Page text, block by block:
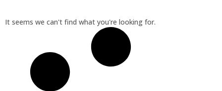
It seems we can't find what you're looking for.